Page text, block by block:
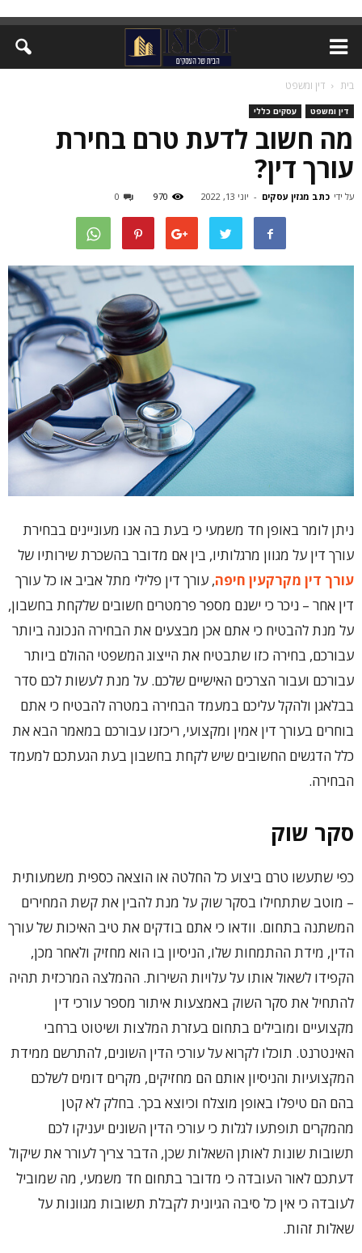
בית דין ומשפט
דין ומשפט עסקים כללי
מה חשוב לדעת טרם בחירת
עורך דין?
על ידי כתב מגזין עסקים - יוני 13, 2022 970
0
ניתן לומר באופן חד משמעי כי בעת בה אנו מעוניינים בבחירת
עורך דין על מגוון מרגלותיו, בין אם מדובר בהשכרת שירותיו של
עורך דין מקרקעין חיפה, עורך דין פלילי מתל אביב או כל עורך
דין אחר – ניכר כי ישנם מספר פרמטרים חשובים שלקחת בחשבון,
על מנת להבטיח כי אתם אכן מבצעים את הבחירה הנכונה ביותר
עבורכם, בחירה כזו שתבטיח את הייצוג המשפטי ההולם ביותר
עבורכם ועבור הצרכים האישיים שלכם. על מנת לעשות לכם סדר
בבלאגן ולהקל עליכם במעמד הבחירה במטרה להבטיח כי אתם
בוחרים בעורך דין אמין ומקצועי, ריכזנו עבורכם במאמר הבא את
כלל הדגשים החשובים שיש לקחת בחשבון בעת הגעתכם למעמד
הבחירה.
סקר שוק
כפי שתעשו טרם ביצוע כל החלטה או הוצאה כספית משמעותית
– מוטב שתתחילו בסקר שוק על מנת להבין את קשת המחירים
המשתנה בתחום. וודאו כי אתם בודקים את טיב האיכות של עורך
הדין, מידת ההתמחות שלו, הניסיון בו הוא מחזיק ולאחר מכן,
הקפידו לשאול אותו על עלויות השירות. ההמלצה המרכזית תהיה
להתחיל את סקר השוק באמצעות איתור מספר עורכי דין
מקצועיים ומובילים בתחום בעזרת המלצות ושיטוט ברחבי
האינטרנט. תוכלו לקרוא על עורכי הדין השונים, להתרשם ממידת
המקצועיות והניסיון אותם הם מחזיקים, מקרים דומים לשלכם
בהם הם טיפלו באופן מוצלח וכיוצא בכך. בחלק לא קטן
מהמקרים תופתעו לגלות כי עורכי הדין השונים יעניקו לכם
תשובות שונות לאותן השאלות שכן, הדבר צריך לעורר את שיקול
דעתכם לאור העובדה כי מדובר בתחום חד משמעי, מה שמוביל
לעובדה כי אין כל סיבה הגיונית לקבלת תשובות מגוונות על
שאלות זהות.